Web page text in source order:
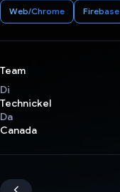
Web/Chrome Firebase
Team
Di
Technickel
Da
Canada